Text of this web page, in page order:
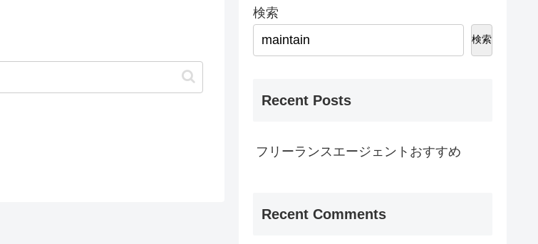
検索
検索
Recent Posts
フリーランスエージェントおすすめ
Recent Comments